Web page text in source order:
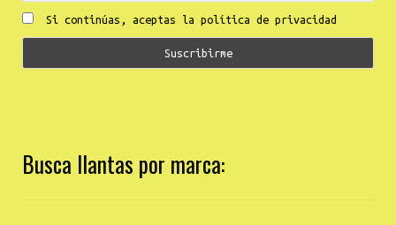
Si continúas, aceptas la política de privacidad
Busca llantas por marca: